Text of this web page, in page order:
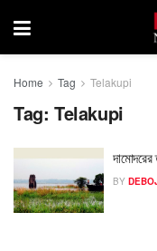
Home Tag Telakupi
Tag: Telakupi
BY